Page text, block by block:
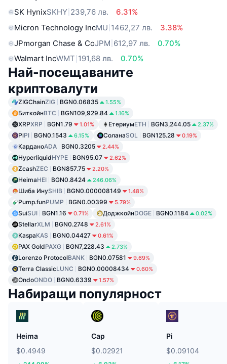
SK HynixSKHY 239,76 лв.
6.31%
Micron Technology IncMU 1462,27 лв.
3.38%
JPmorgan Chase & CoJPM 612,97 лв.
0.70%
Walmart IncWMT 191,68 лв. 0.70%
Най-посещаваните
криптовалути
ZIGChainZIG BGN0.06835 1.55%
БиткойнBTC BGN109,929.84 1.16%
XRPXRP BGN1.79 1.01% ЕтериумETH BGN3,244.05 2.37%
PiPI BGN0.1543 6.15% СоланаSOL BGN125.28 0.19%
КарданоADA BGN0.3205 2.44%
HyperliquidHYPE BGN95.07 2.62%
ZcashZEC BGN857.75 2.20%
HeimaHEI BGN0.8424 246.06%
Шиба ИнуSHIB BGN0.000008149 1.48%
Pump.funPUMP BGN0.00399 5.79%
SuiSUI BGN1.16 0.71% ДоджкойнDOGE BGN0.1184 0.02%
StellarXLM BGN0.2748 2.61%
KaspaKAS BGN0.04427 0.61%
PAX GoldPAXG BGN7,228.43 2.73%
Lorenzo ProtocolBANK BGN0.07581 9.69%
Terra ClassicLUNC BGN0.00008434 0.60%
OndoONDO BGN0.6339 1.57%
Набиращи популярност
Heima
$0.4949
Cap
$0.02921
Pi
$0.09104